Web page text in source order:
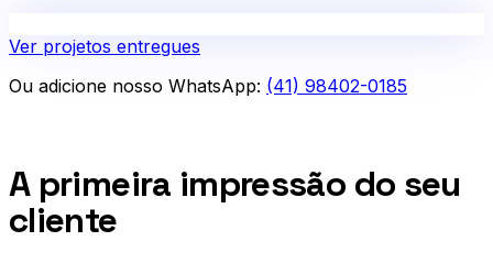
Ver projetos entregues
Ou adicione nosso WhatsApp: (41) 98402-0185
A primeira impressão do seu
cliente